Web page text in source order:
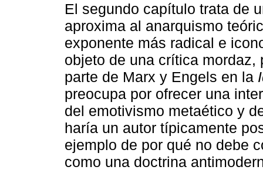
El segundo capítulo trata de
aproxima al anarquismo
exponente más radical e
objeto de una crítica mordaz,
parte de Marx y Engels en la
preocupa por ofrecer una
del emotivismo metaético y
haría un autor típicamente
ejemplo de por qué no debe
como una doctrina